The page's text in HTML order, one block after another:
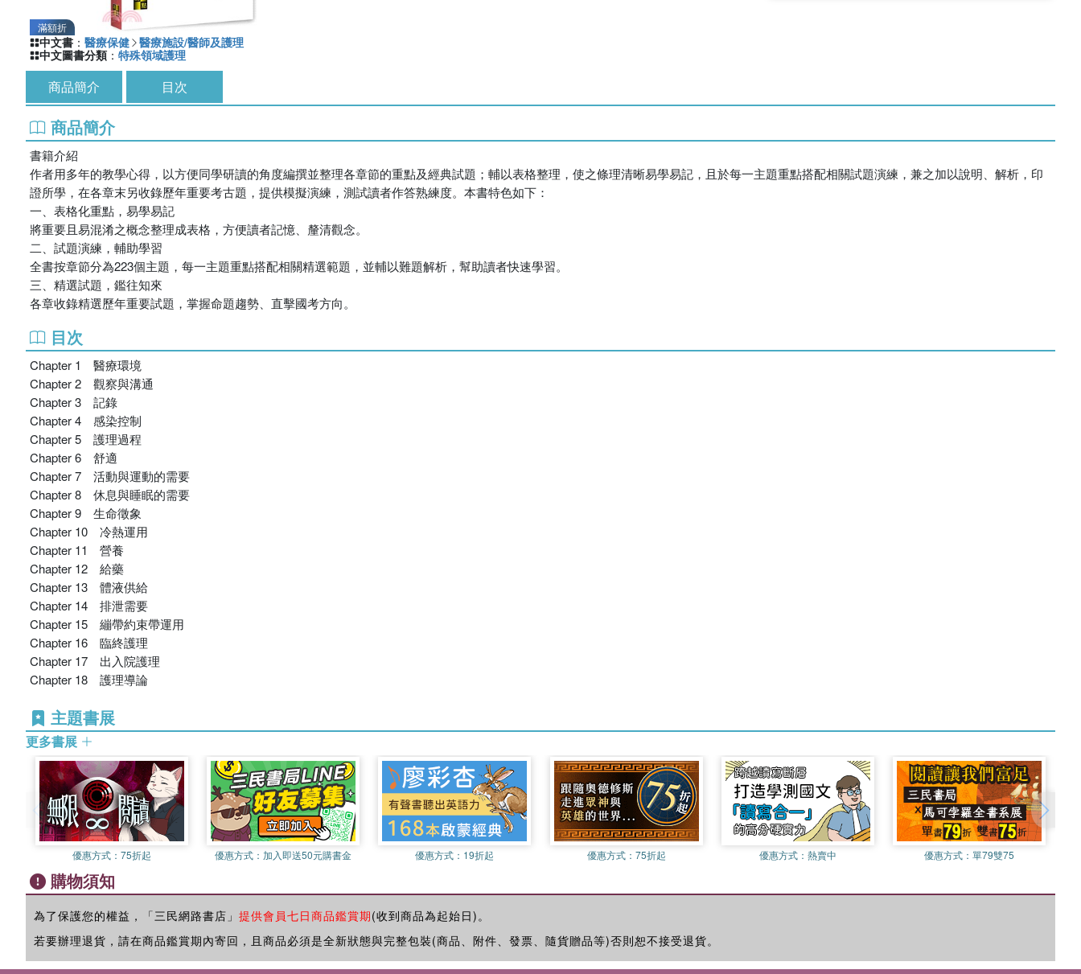
滿額折
中文書 ： 醫療保健 醫療施設/醫師及護理
中文圖書分類 ： 特殊領域護理
商品簡介 目次
商品簡介
書籍介紹
作者用多年的教學心得，以方便同學研讀的角度編撰並整理各章節的重點及經典試題；輔以表格整理，使之條理清晰易學易記，且於每一主題重點搭配相關試題演練，兼之加以說明、解析，印
證所學，在各章末另收錄歷年重要考古題，提供模擬演練，測試讀者作答熟練度。本書特色如下：
一、表格化重點，易學易記
將重要且易混淆之概念整理成表格，方便讀者記憶、釐清觀念。
二、試題演練，輔助學習
全書按章節分為223個主題，每一主題重點搭配相關精選範題，並輔以難題解析，幫助讀者快速學習。
三、精選試題，鑑往知來
各章收錄精選歷年重要試題，掌握命題趨勢、直擊國考方向。
目次
Chapter 1 醫療環境
Chapter 2 觀察與溝通
Chapter 3 記錄
Chapter 4 感染控制
Chapter 5 護理過程
Chapter 6 舒適
Chapter 7 活動與運動的需要
Chapter 8 休息與睡眠的需要
Chapter 9 生命徵象
Chapter 10 冷熱運用
Chapter 11 營養
Chapter 12 給藥
Chapter 13 體液供給
Chapter 14 排泄需要
Chapter 15 繃帶約束帶運用
Chapter 16 臨終護理
Chapter 17 出入院護理
Chapter 18 護理導論
主題書展
更多書展
優惠方式： 75折起 優惠方式： 加入即送50元購書金 優惠方式： 19折起 優惠方式： 75折起 優惠方式： 熱賣中 優惠方式：單79雙75
購物須知
為了保護您的權益，「三民網路書店」 提供會員七日商品鑑賞期(收到商品為起始日)。
若要辦理退貨，請在商品鑑賞期內寄回，且商品必須是全新狀態與完整包裝(商品、附件、發票、隨貨贈品等)否則恕不接受退貨。